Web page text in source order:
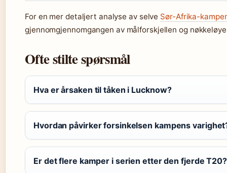
For en mer detaljert analyse av selve Sør-Afrika-
gjennomgjennomgangen av målforskjellen og
Ofte stilte spørsmål
Hva er årsaken til tåken i Lucknow?
Hvordan påvirker forsinkelsen kampens
Er det flere kamper i serien etter den fjerde T20?